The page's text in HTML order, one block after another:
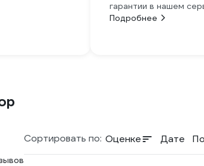
гарантии в нашем
Подробнее
Сортировать по: Оценке Дате